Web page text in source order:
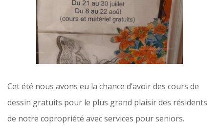
Cet été nous avons eu la chance d’avoir des cours de
dessin gratuits pour le plus grand plaisir des résidents
de notre copropriété avec services pour seniors.